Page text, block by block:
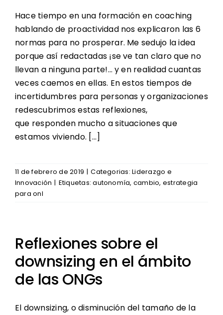
Hace tiempo en una formación en coaching
hablando de proactividad nos explicaron las 6
normas para no prosperar. Me sedujo la idea
porque así redactadas ¡se ve tan claro que no
llevan a ninguna parte!… y en realidad cuantas
veces caemos en ellas. En estos tiempos de
incertidumbres para personas y organizaciones
redescubrimos estas reflexiones,
que responden mucho a situaciones que
estamos viviendo. […]
11 de febrero de 2019 | Categorias:Liderazgo e
Innovación | Etiquetas:autonomía, cambio, estrategia
para onl
Reflexiones sobre el
downsizing en el ámbito
de las ONGs
El downsizing, o disminución del tamaño de la